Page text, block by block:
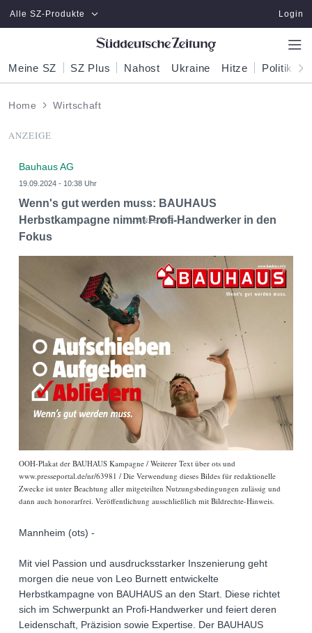
Zum Hauptinhalt springen
Alle SZ-Produkte Login
Meine SZ SZ Plus Nahost Ukraine Hitze Politik
Home Wirtschaft
ANZEIGE
Bauhaus AG
19.09.2024 - 10:38 Uhr
Wenn's gut werden muss: BAUHAUS
Herbstkampagne nimmt Profi-Handwerker in den
Fokus
OOH-Plakat der BAUHAUS Kampagne / Weiterer Text über ots und
www.presseportal.de/nr/63981 / Die Verwendung dieses Bildes für redaktionelle
Zwecke ist unter Beachtung aller mitgeteilten Nutzungsbedingungen zulässig und
dann auch honorarfrei. Veröffentlichung ausschließlich mit Bildrechte-Hinweis.
Mannheim (ots) -
Mit viel Passion und ausdrucksstarker Inszenierung geht
morgen die neue von Leo Burnett entwickelte
Herbstkampagne von BAUHAUS an den Start. Diese richtet
sich im Schwerpunkt an Profi-Handwerker und feiert deren
Leidenschaft, Präzision sowie Expertise. Der BAUHAUS